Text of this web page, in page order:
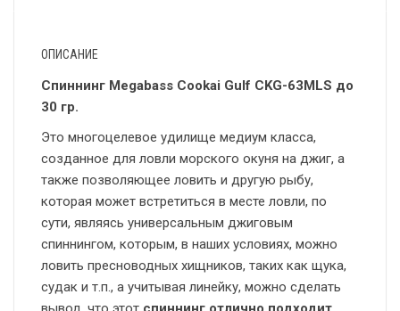
ОПИСАНИЕ
Спиннинг Megabass Cookai Gulf CKG-63MLS до
30 гр.
Это многоцелевое удилище медиум класса,
созданное для ловли морского окуня на джиг, а
также позволяющее ловить и другую рыбу,
которая может встретиться в месте ловли, по
сути, являясь универсальным джиговым
спиннингом, которым, в наших условиях, можно
ловить пресноводных хищников, таких как щука,
судак и т.п., а учитывая линейку, можно сделать